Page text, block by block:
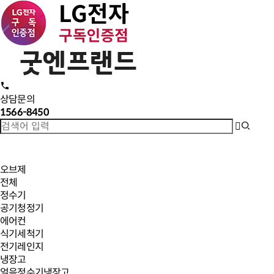
상담문의
1566-8450
오브제
전체
정수기
공기청정기
에어컨
식기세척기
전기레인지
냉장고